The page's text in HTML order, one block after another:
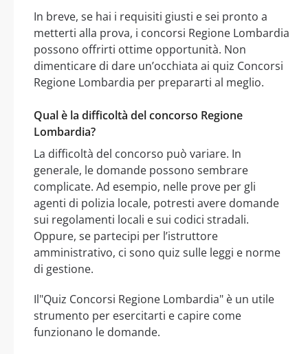
In breve, se hai i requisiti giusti e sei pronto a
metterti alla prova, i concorsi Regione Lombardia
possono offrirti ottime opportunità. Non
dimenticare di dare un’occhiata ai quiz Concorsi
Regione Lombardia per prepararti al meglio.
Qual è la difficoltà del concorso Regione
Lombardia?
La difficoltà del concorso può variare. In
generale, le domande possono sembrare
complicate. Ad esempio, nelle prove per gli
agenti di polizia locale, potresti avere domande
sui regolamenti locali e sui codici stradali.
Oppure, se partecipi per l’istruttore
amministrativo, ci sono quiz sulle leggi e norme
di gestione.
Il"Quiz Concorsi Regione Lombardia" è un utile
strumento per esercitarti e capire come
funzionano le domande.